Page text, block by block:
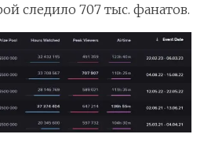
следило 707 тыс. фанатов.